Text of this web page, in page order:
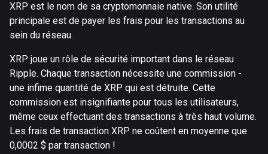
XRP est le nom de sa cryptomonnaie native. Son utilité
principale est de payer les frais pour les transactions au
sein du réseau.
XRP joue un rôle de sécurité important dans le réseau
Ripple. Chaque transaction nécessite une commission -
une infime quantité de XRP qui est détruite. Cette
commission est insignifiante pour tous les utilisateurs,
même ceux effectuant des transactions à très haut volume.
Les frais de transaction XRP ne coûtent en moyenne que
0,0002 $ par transaction !